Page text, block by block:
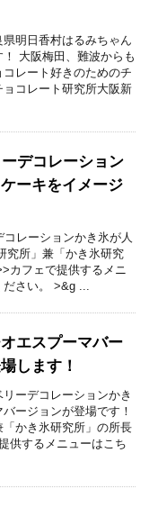
明日香村はるみちゃん
大阪梅田、難波からも
レート好きのためのチ
コレート研究所大阪新
デコレーション
ーキをイメージ
レーションかき氷が人
究所」兼「かき氷研究
カフェで提供するメニ
ださい。 >&g ...
エスプーマバー
します！
ーデコレーションかき
ージョンが登場です！
「かき氷研究所」の所長
供するメニューはこち